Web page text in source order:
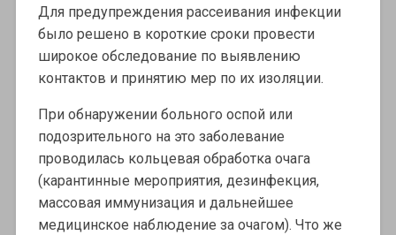
Для предупреждения рассеивания инфекции
было решено в короткие сроки провести
широкое обследование по выявлению
контактов и принятию мер по их изоляции.
При обнаружении больного оспой или
подозрительного на это заболевание
проводилась кольцевая обработка очага
(карантинные мероприятия, дезинфекция,
массовая иммунизация и дальнейшее
медицинское наблюдение за очагом). Что же